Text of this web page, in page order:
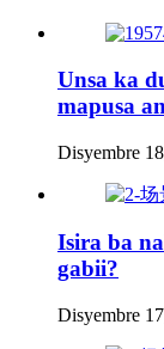
Unsa ka
mapusa
Disyembre
Isira ba
gabii?
Disyembre